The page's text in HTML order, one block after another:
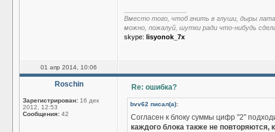
Вместо того, чтоб гнить в глуши, дыры
можно, пожалуй, шутки ради что-нибудь
skype: lisyonok_7x
01 апр 2014, 10:06
Roschin
Зарегистрирован: 16 дек
2012, 12:53
Сообщения: 42
Re: ошибка?
bvv62 писал(а):
Согласен к блоку суммы цифр "2"
каждого блока также не повторяются,